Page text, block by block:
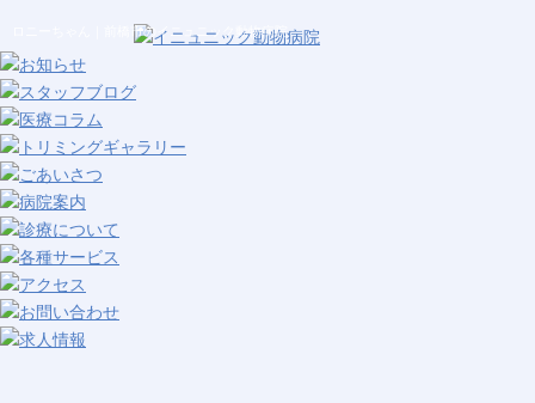
ロニーちゃん｜前橋市のイニュニック動物病院